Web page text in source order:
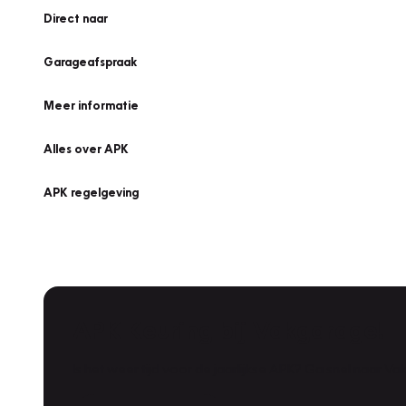
Direct naar
Garageafspraak
Meer informatie
Alles over APK
APK regelgeving